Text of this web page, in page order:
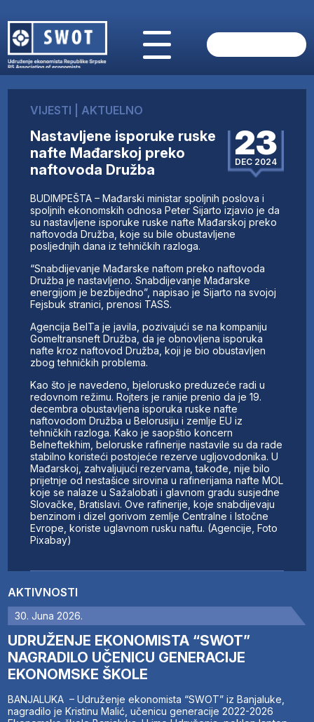
O NAMA
AKTUELNO
ANALIZE
KOMPANIJE
FINANSIJE
IZ STRANIH MEDIJA
AKTIVNOSTI
SWOT INTERVJU
UČLANI SE
KONTAKT
AKTIVNOSTI
30. Juna 2026.
UDRUŽENJE EKONOMISTA “SWOT”
NAGRADILO UČENICU GENERACIJE
EKONOMSKE ŠKOLE
BANJALUKA – Udruženje ekonomista “SWOT” iz Banjaluke,
nagradilo je Kristinu Malić, učenicu generacije 2022-2026
VIJESTI AKTUELNO
Nastavljene isporuke ruske
nafte Mađarskoj preko
naftovoda Družba
23
DEC 2024
BUDIMPEŠTA – Mađarski ministar spoljnih poslova i
spoljnih ekonomskih odnosa Peter Sijarto izjavio je da
su nastavljene isporuke ruske nafte Mađarskoj preko
naftovoda Družba, koje su bile obustavljene
posljednjih dana iz tehničkih razloga.
“Snabdijevanje Mađarske naftom preko naftovoda
Družba je nastavljeno. Snabdijevanje Mađarske
energijom je bezbijedno”, napisao je Sijarto na svojoj
Fejsbuk stranici, prenosi TASS.
Agencija BelTa je javila, pozivajući se na kompaniju
Gomeltransneft Družba, da je obnovljena isporuka
nafte kroz naftovod Družba, koji je bio obustavljen
zbog tehničkih problema.
Kao što je navedeno, bjelorusko preduzeće radi u
redovnom režimu. Rojters je ranije prenio da je 19.
decembra obustavljena isporuka ruske nafte
naftovodom Družba u Belorusiju i zemlje EU iz
tehničkih razloga. Kako je saopštio koncern
Belneftekhim, beloruske rafinerije nastavile su da rade
stabilno koristeći postojeće rezerve ugljovodonika. U
Mađarskoj, zahvaljujući rezervama, takođe, nije bilo
prijetnje od nestašice sirovina u rafinerijama nafte MOL
koje se nalaze u Sažalobati i glavnom gradu susjedne
Slovačke, Bratislavi. Ove rafinerije, koje snabdijevaju
benzinom i dizel gorivom zemlje Centralne i Istočne
Evrope, koriste uglavnom rusku naftu. (Agencije, Foto
Pixabay)